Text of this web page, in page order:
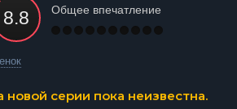
Общее впечатление
серии пока неизвестна.